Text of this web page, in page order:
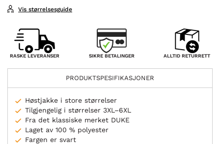
Vis størrelsesguide
RASKE LEVERANSER SIKRE BETALINGER ALLTID RETURRETT
PRODUKTSPESIFIKASJONER
Høstjakke i store størrelser
Tilgjengelig i størrelser 3XL–6XL
Fra det klassiske merket DUKE
Laget av 100 % polyester
Fargen er svart